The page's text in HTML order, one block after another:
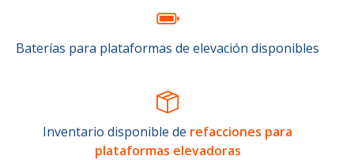
Baterías para plataformas de elevación disponibles
Inventario disponible de refacciones para
plataformas elevadoras